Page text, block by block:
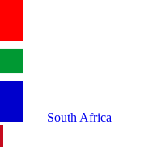
South Africa